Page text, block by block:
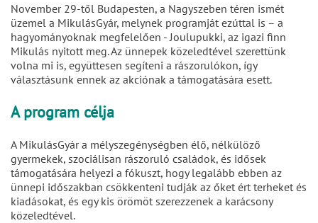
November 29-től Budapesten, a Nagyszeben téren ismét
üzemel a MikulásGyár, melynek programját ezúttal is – a
hagyományoknak megfelelően - Joulupukki, az igazi finn
Mikulás nyitott meg. Az ünnepek közeledtével szerettünk
volna mi is, együttesen segíteni a rászorulókon, így
választásunk ennek az akciónak a támogatására esett.
A program célja
A MikulásGyár a mélyszegénységben élő, nélkülöző
gyermekek, szociálisan rászoruló családok, és idősek
támogatására helyezi a fókuszt, hogy legalább ebben az
ünnepi időszakban csökkenteni tudják az őket ért terheket és
kiadásokat, és egy kis örömöt szerezzenek a karácsony
közeledtével.